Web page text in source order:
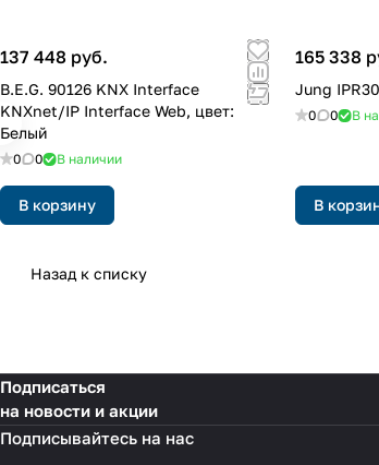
137 448 руб.
B.E.G. 90126 KNX Interface
KNXnet/IP Interface Web, цвет:
Белый
0 0 В наличии
В корзину
165 338
Jung
0 0 В
В
Назад к списку
Подписаться
на новости и акции